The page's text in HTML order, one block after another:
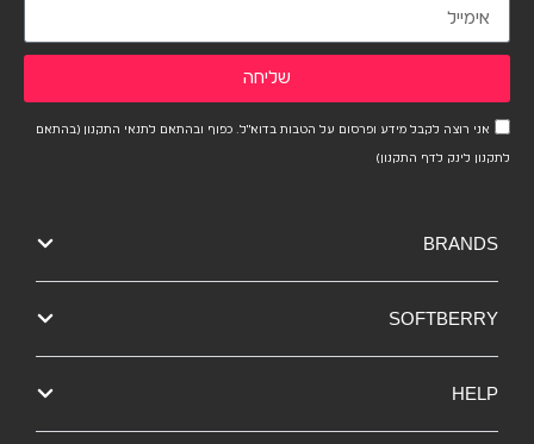
אני רוצה לקבל מידע ופרסום על הטבות בדוא"ל. כפוף ובהתאם לתנאי התקנון (בהתאם
לתקנון לינק לדף התקנון)
שליחה
BRANDS
SOFTBERRY
HELP